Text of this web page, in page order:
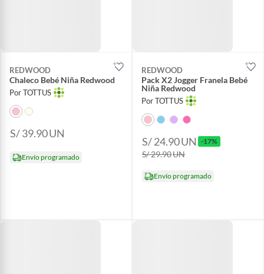
REDWOOD
Chaleco Bebé Niña Redwood
Por TOTTUS
S/ 39.90UN
Envío programado
REDWOOD
Pack X2 Jogger Franela Bebé
Niña Redwood
Por TOTTUS
S/ 24.90UN -17%
S/ 29.90UN
Envío programado